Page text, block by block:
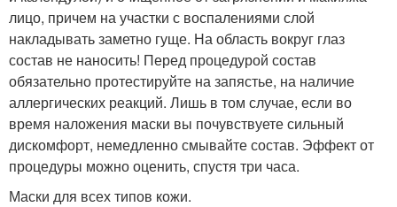
лицо, причем на участки с воспалениями слой
накладывать заметно гуще. На область вокруг глаз
состав не наносить! Перед процедурой состав
обязательно протестируйте на запястье, на наличие
аллергических реакций. Лишь в том случае, если во
время наложения маски вы почувствуете сильный
дискомфорт, немедленно смывайте состав. Эффект от
процедуры можно оценить, спустя три часа.
Маски для всех типов кожи.